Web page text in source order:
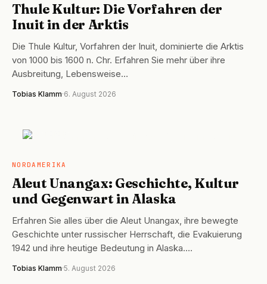
Thule Kultur: Die Vorfahren der
Inuit in der Arktis
Die Thule Kultur, Vorfahren der Inuit, dominierte die Arktis
von 1000 bis 1600 n. Chr. Erfahren Sie mehr über ihre
Ausbreitung, Lebensweise…
Tobias Klamm·6. August 2026
NORDAMERIKA
NORDAMERIKA
Aleut Unangax: Geschichte, Kultur
und Gegenwart in Alaska
Erfahren Sie alles über die Aleut Unangax, ihre bewegte
Geschichte unter russischer Herrschaft, die Evakuierung
1942 und ihre heutige Bedeutung in Alaska.…
Tobias Klamm·5. August 2026